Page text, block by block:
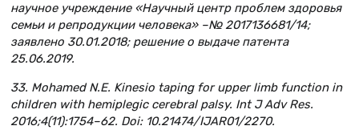
научное учреждение «Научный центр проблем здоровья
семьи и репродукции человека» –№ 2017136681/14;
заявлено 30.01.2018; решение о выдаче патента
25.06.2019.
33. Mohamed N.E. Kinesio taping for upper limb function in
children with hemiplegic cerebral palsy. Int J Adv Res.
2016;4(11):1754–62. Doi: 10.21474/IJAR01/2270.